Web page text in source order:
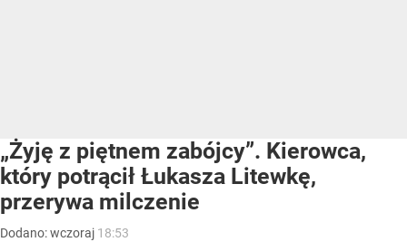
„Żyję z piętnem zabójcy”. Kierowca,
który potrącił Łukasza Litewkę,
przerywa milczenie
Dodano:wczoraj 18:53